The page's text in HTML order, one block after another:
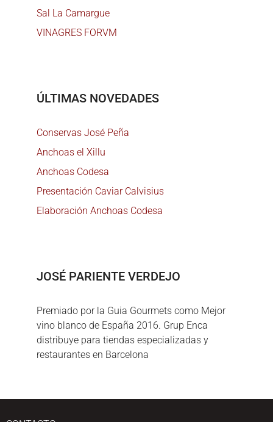
Sal La Camargue
VINAGRES FORVM
ÚLTIMAS NOVEDADES
Conservas José Peña
Anchoas el Xillu
Anchoas Codesa
Presentación Caviar Calvisius
Elaboración Anchoas Codesa
JOSÉ PARIENTE VERDEJO
Premiado por la Guia Gourmets como Mejor
vino blanco de España 2016. Grup Enca
distribuye para tiendas especializadas y
restaurantes en Barcelona